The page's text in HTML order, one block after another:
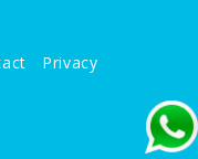
Privacy